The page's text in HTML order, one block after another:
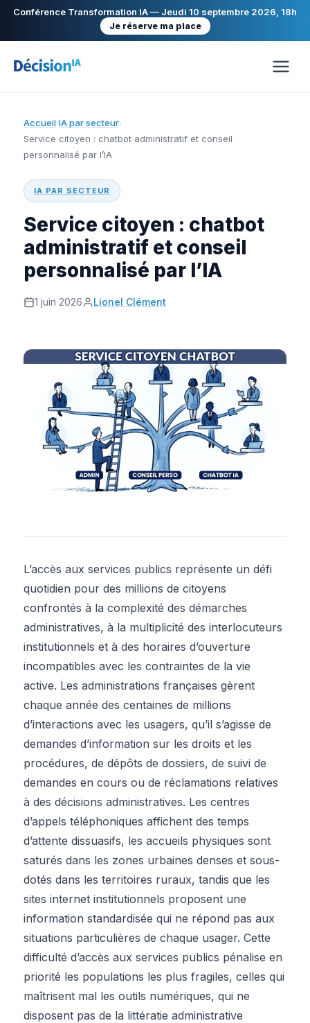
Conférence Transformation IA — Jeudi 10 septembre 2026, 18h
Je réserve ma place
Accueil›IA par secteur›
Service citoyen : chatbot administratif et conseil
personnalisé par l’IA
IA PAR SECTEUR
Service citoyen : chatbot
administratif et conseil
personnalisé par l’IA
1 juin 2026 Lionel Clément
L’accès aux services publics représente un défi
quotidien pour des millions de citoyens
confrontés à la complexité des démarches
administratives, à la multiplicité des interlocuteurs
institutionnels et à des horaires d’ouverture
incompatibles avec les contraintes de la vie
active. Les administrations françaises gèrent
chaque année des centaines de millions
d’interactions avec les usagers, qu’il s’agisse de
demandes d’information sur les droits et les
procédures, de dépôts de dossiers, de suivi de
demandes en cours ou de réclamations relatives
à des décisions administratives. Les centres
d’appels téléphoniques affichent des temps
d’attente dissuasifs, les accueils physiques sont
saturés dans les zones urbaines denses et sous-
dotés dans les territoires ruraux, tandis que les
sites internet institutionnels proposent une
information standardisée qui ne répond pas aux
situations particulières de chaque usager. Cette
difficulté d’accès aux services publics pénalise en
priorité les populations les plus fragiles, celles qui
maîtrisent mal les outils numériques, qui ne
disposent pas de la littératie administrative